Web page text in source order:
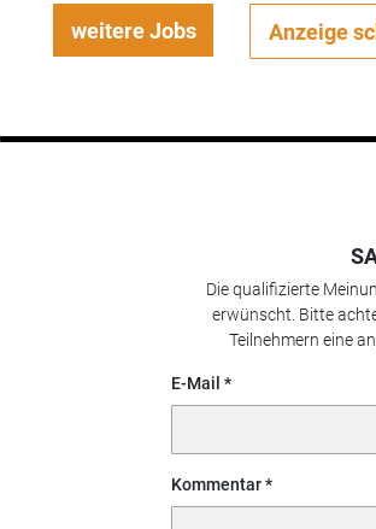
weitere Jobs Anzeige
Die qualifizierte
erwünscht. Bitte
Teilnehmern eine
E-Mail
Kommentar